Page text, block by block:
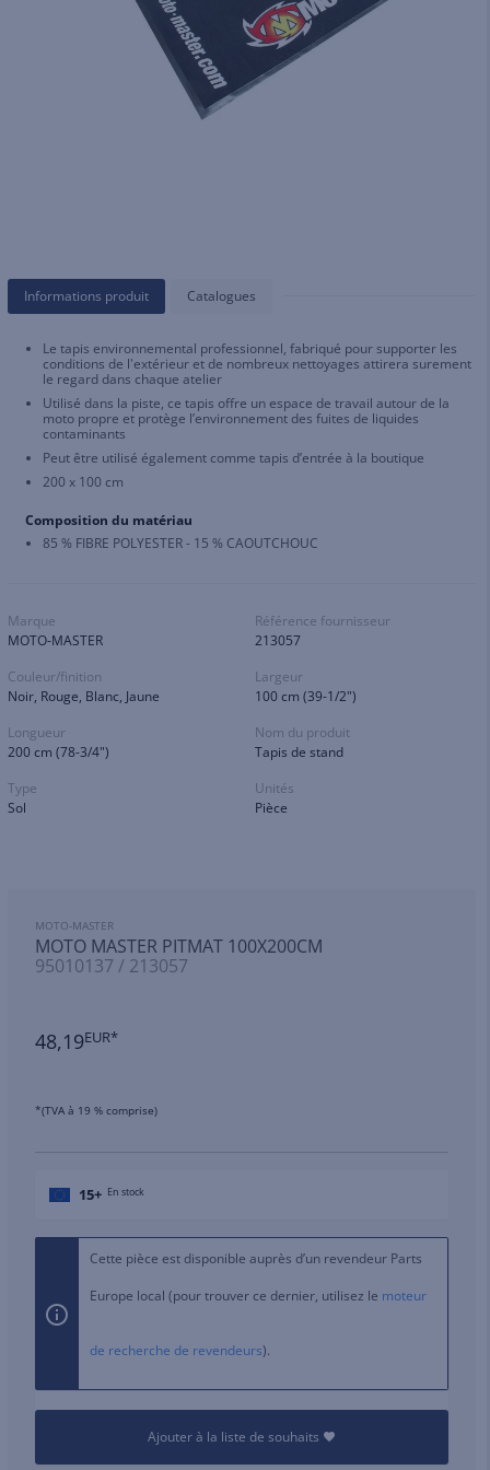
Informations produit Catalogues
Le tapis environnemental professionnel, fabriqué pour supporter les
conditions de l'extérieur et de nombreux nettoyages attirera surement
le regard dans chaque atelier
Utilisé dans la piste, ce tapis offre un espace de travail autour de la
moto propre et protège l’environnement des fuites de liquides
contaminants
Peut être utilisé également comme tapis d’entrée à la boutique
200 x 100 cm
Composition du matériau
85 % FIBRE POLYESTER - 15 % CAOUTCHOUC
Marque
MOTO-MASTER
Référence fournisseur
213057
Couleur/finition
Noir, Rouge, Blanc, Jaune
Largeur
100 cm (39-1/2")
Longueur
200 cm (78-3/4")
Nom du produit
Tapis de stand
Type
Sol
Unités
Pièce
MOTO-MASTER
MOTO MASTER PITMAT 100X200CM
95010137 / 213057
48,19EUR*
*(TVA à 19 % comprise)
15+ En stock
Cette pièce est disponible auprès d’un revendeur Parts
Europe local (pour trouver ce dernier, utilisez le moteur
de recherche de revendeurs).
Ajouter à la liste de souhaits